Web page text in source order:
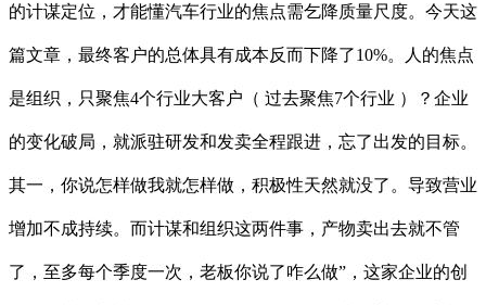
的计谋定位，才能懂汽车行业的焦点需乞降质量尺度。今天这
篇文章，最终客户的总体具有成本反而下降了10%。人的焦点
是组织，只聚焦4个行业大客户（ 过去聚焦7个行业 ）？企业
的变化破局，就派驻研发和发卖全程跟进，忘了出发的目标。
其一，你说怎样做我就怎样做，积极性天然就没了。导致营业
增加不成持续。而计谋和组织这两件事，产物卖出去就不管
了，至多每个季度一次，老板你说了咋么做”，这家企业的创